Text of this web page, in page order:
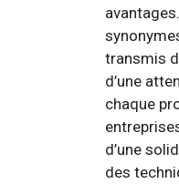
transmis
d’une
chaque
d’une
des